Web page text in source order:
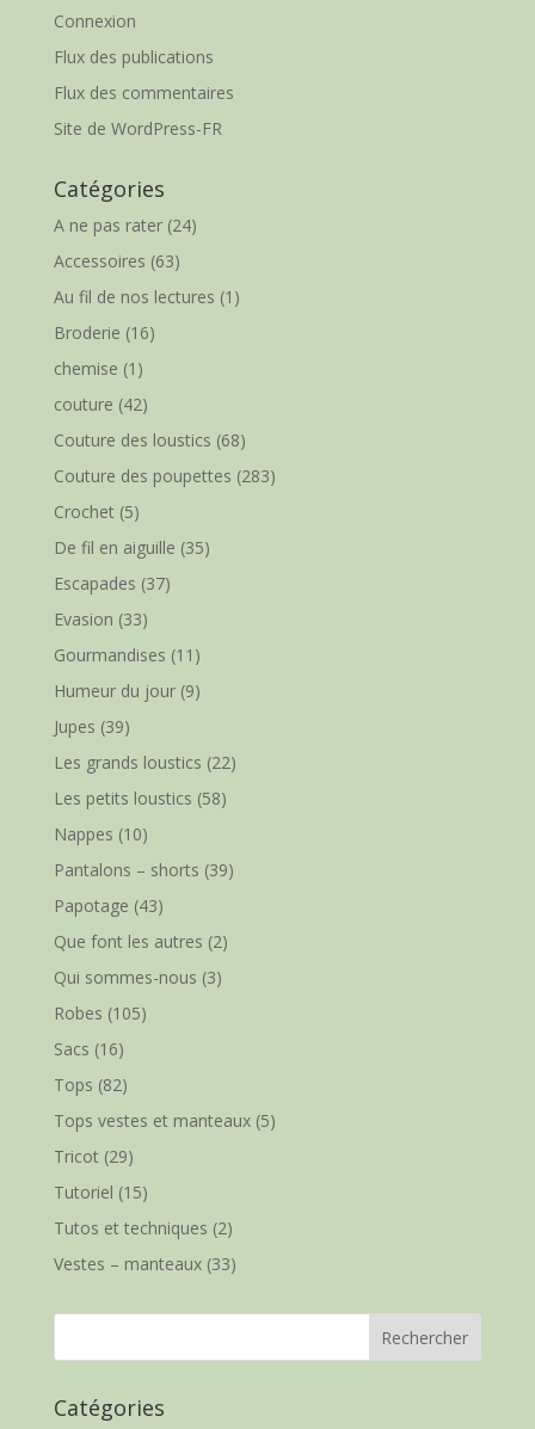
Connexion
Flux des publications
Flux des commentaires
Site de WordPress-FR
Catégories
A ne pas rater(24)
Accessoires (63)
Au fil de nos lectures (1)
Broderie (16)
chemise (1)
couture (42)
Couture des loustics (68)
Couture des poupettes (283)
Crochet(5)
De fil en aiguille (35)
Escapades (37)
Evasion (33)
Gourmandises (11)
Humeur du jour(9)
Jupes (39)
Les grands loustics (22)
Les petits loustics (58)
Nappes (10)
Pantalons – shorts (39)
Papotage (43)
Que font les autres (2)
Qui sommes-nous (3)
Robes (105)
Sacs (16)
Tops (82)
Tops vestes et manteaux(5)
Tricot(29)
Tutoriel (15)
Tutos et techniques (2)
Vestes – manteaux(33)
Catégories